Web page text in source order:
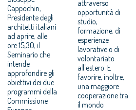
Cappochin,
Presidente degli
architetti italiani
ad aprire, alle
ore 15,30, il
Seminario che
intende
approfondire gli
obiettivi dei due
programmi della
Commissione
attraverso
opportunità di
studio,
formazione, di
esperienze
lavorative o di
volontariato
all'estero. E
favorire, inoltre,
una maggiore
cooperazione tra
il mondo